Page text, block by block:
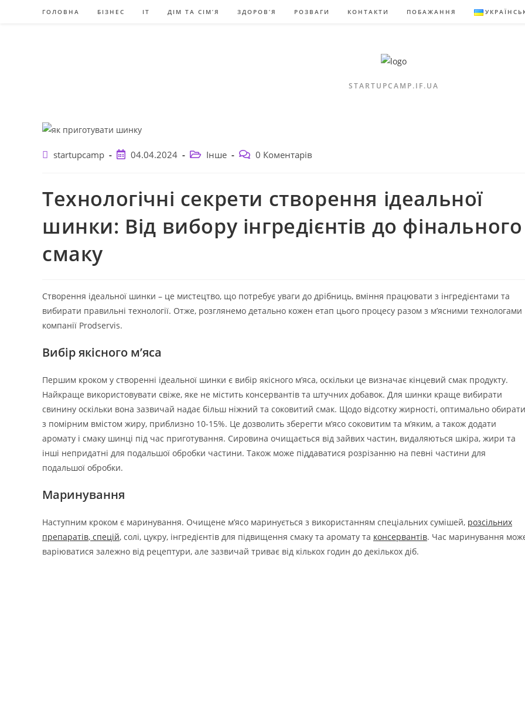
ГОЛОВНА БІЗНЕС IT ДІМ ТА СІМ’Я ЗДОРОВ’Я РОЗВАГИ КОНТАКТИ ПОБАЖАННЯ
STARTUPCAMP.IF.UA
Авторstartupcamp
Запис04.04.2024
Категорія
Інше
Коментарі
0 Коментарів
Технологічні секрети створення ідеальної
шинки: Від вибору інгредієнтів до фінального
смаку
Створення ідеальної шинки – це мистецтво, що потребує уваги до дрібниць, вміння працювати з інгредієнтами та
вибирати правильні технології. Отже, розглянемо детально кожен етап цього процесу разом з м’ясними технологами
компанії Prodservis.
Вибір якісного м’яса
Першим кроком у створенні ідеальної шинки є вибір якісного м’яса, оскільки це визначає кінцевий смак продукту.
Найкраще використовувати свіже, яке не містить консервантів та штучних добавок. Для шинки краще вибирати
свинину оскільки вона зазвичай надає більш ніжний та соковитий смак. Щодо відсотку жирності, оптимально обирати
з помірним вмістом жиру, приблизно 10-15%. Це дозволить зберегти м’ясо соковитим та м’яким, а також додати
аромату і смаку шинці під час приготування. Сировина очищається від зайвих частин, видаляються шкіра, жири та
інші непридатні для подальшої обробки частини. Також може піддаватися розрізанню на певні частини для
подальшої обробки.
Маринування
Наступним кроком є маринування. Очищене м’ясо маринується з використанням спеціальних сумішей, розсільних
препаратів, спецій, солі, цукру, інгредієнтів для підвищення смаку та аромату та консервантів. Час маринування
варіюватися залежно від рецептури, але зазвичай триває від кількох годин до декількох діб.